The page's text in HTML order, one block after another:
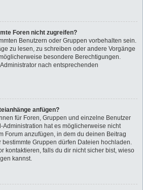
Foren nicht zugreifen?
Benutzern oder Gruppen vorbehalten sein.
zu lesen, zu schreiben oder andere Vorgänge
besondere Berechtigungen.
nach entsprechenden
anfügen?
für Foren, Gruppen und einzelne Benutzer
hat es möglicherweise nicht
Forum anzufügen, in dem du deinen Beitrag
bestimmte Gruppen dürfen Dateien hochladen.
kontaktieren, falls du dir nicht sicher bist, wieso
kannst.